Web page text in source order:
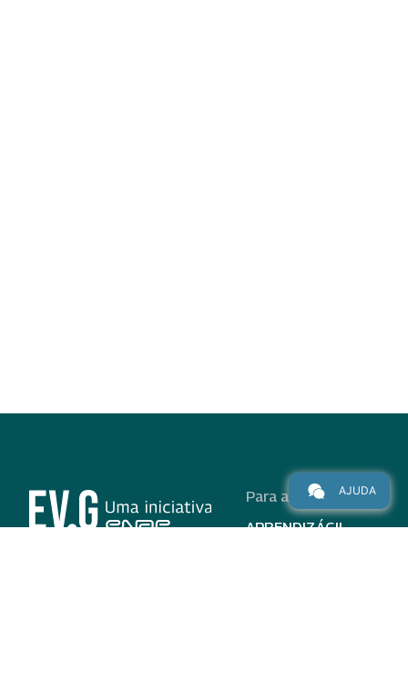
Para alunos
APRENDIZÁGIL
AJUDA